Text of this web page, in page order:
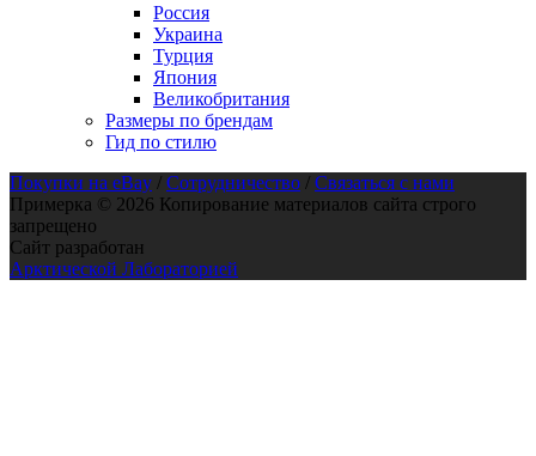
Россия
Украина
Турция
Япония
Великобритания
Размеры по брендам
Гид по стилю
Покупки на eBay / Сотрудничество / Связаться с нами
Примерка © 2026 Копирование материалов сайта строго
запрещено
Сайт разработан
Арктической Лабораторией